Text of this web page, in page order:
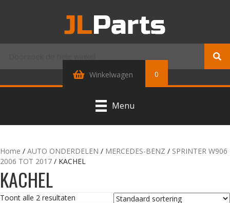
Winkelwagen 0
Menu
Home / AUTO ONDERDELEN / MERCEDES-BENZ / SPRINTER W906
2006 TOT 2017 / KACHEL
KACHEL
Toont alle 2 resultaten